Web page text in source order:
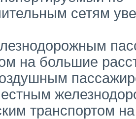
сетям
на большие
транспортом